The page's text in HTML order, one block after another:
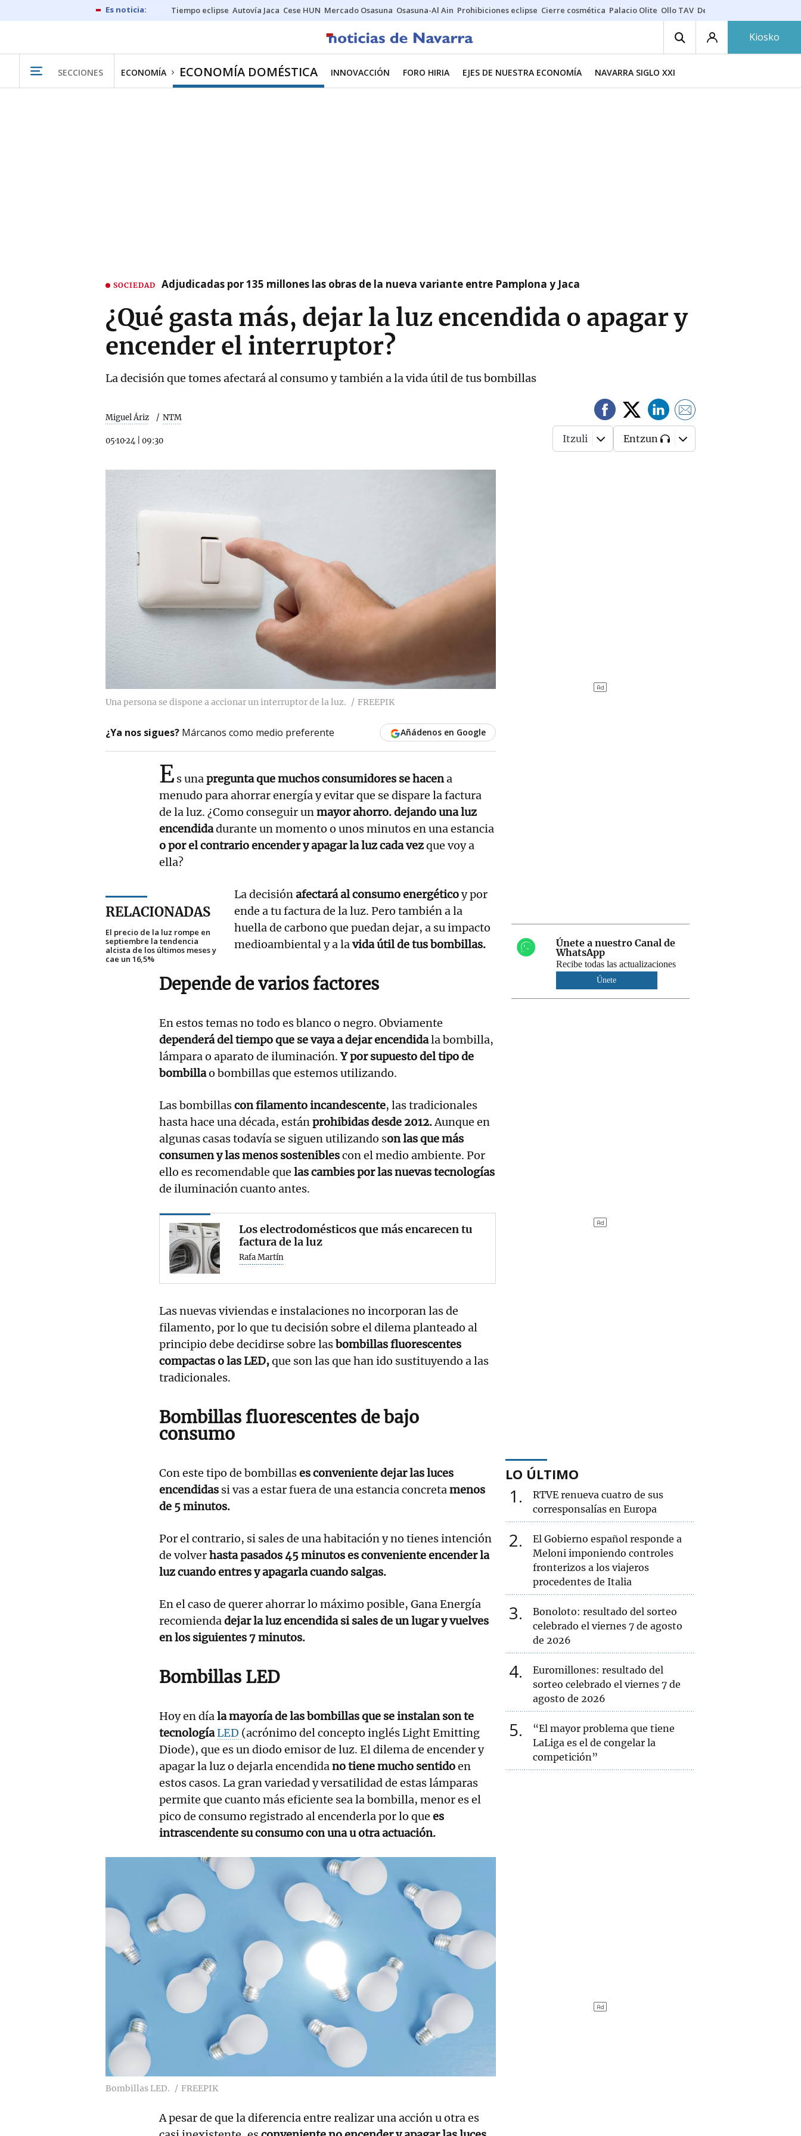
Tiempo eclipse Autovía Jaca Cese HUN Mercado Osasuna Osasuna-Al Ain Prohibiciones eclipse Cierre cosmética Palacio Olite Ollo TAV Derrama vecinos
Kiosko
SECCIONES ECONOMÍA ECONOMÍA DOMÉSTICA INNOVACCIÓN FORO HIRIA EJES DE NUESTRA ECONOMÍA NAVARRA SIGLO XXI
SOCIEDAD Adjudicadas por 135 millones las obras de la nueva variante entre Pamplona y Jaca
¿Qué gasta más, dejar la luz encendida o apagar y
encender el interruptor?
La decisión que tomes afectará al consumo y también a la vida útil de tus bombillas
Miguel Áriz NTM
05·10·24 09:30 Itzuli Entzun
Una persona se dispone a accionar un interruptor de la luz. FREEPIK
¿Ya nos sigues? Márcanos como medio preferente Añádenos en Google
Es unapregunta que muchos consumidores se hacena
menudo para ahorrar energía y evitar que se dispare la factura
de la luz. ¿Como conseguir unmayor ahorro. dejando una luz
encendidadurante un momento o unos minutos en una estancia
o por el contrario encender y apagar la luz cada vezque voy a
ella?
RELACIONADAS
El precio de la luz rompe en
septiembre la tendencia
alcista de los últimos meses y
cae un 16,5%
La decisiónafectará al consumo energéticoy por
ende a tu factura de la luz. Pero también a la
huella de carbono que puedan dejar, a su impacto
medioambiental y a lavida útil de tus bombillas.
Depende de varios factores
En estos temas no todo es blanco o negro. Obviamente
dependerá del tiempo que se vaya a dejar encendidala bombilla,
lámpara o aparato de iluminación.Y por supuesto del tipo de
bombillao bombillas que estemos utilizando.
Las bombillascon filamento incandescente, las tradicionales
hasta hace una década, estánprohibidas desde 2012.Aunque en
algunas casas todavía se siguen utilizando son las que más
consumen y las menos sosteniblescon el medio ambiente. Por
ello es recomendable que las cambies por las nuevas tecnologías
de iluminación cuanto antes.
Los electrodomésticos que más encarecen tu
factura de la luz
Rafa Martín
Las nuevas viviendas e instalaciones no incorporan las de
filamento, por lo que tu decisión sobre el dilema planteado al
principio debe decidirse sobre lasbombillas fluorescentes
compactas o las LED,que son las que han ido sustituyendo a las
tradicionales.
Bombillas fluorescentes de bajo
consumo
Con este tipo de bombillases conveniente dejar las luces
encendidas si vas a estar fuera de una estancia concretamenos
de 5 minutos.
Por el contrario, si sales de una habitación y no tienes intención
de volverhasta pasados 45 minutos es conveniente encender la
luz cuando entres y apagarla cuando salgas.
En el caso de querer ahorrar lo máximo posible, Gana Energía
recomiendadejar la luz encendida si sales de un lugar y vuelves
en los siguientes 7 minutos.
Bombillas LED
Hoy en díala mayoría de las bombillas que se instalan son te
tecnologíaLED (acrónimo del concepto inglés Light Emitting
Diode), que es un diodo emisor de luz. El dilema de encender y
apagar la luz o dejarla encendidano tiene mucho sentidoen
estos casos. La gran variedad y versatilidad de estas lámparas
permite que cuanto más eficiente sea la bombilla, menor es el
pico de consumo registrado al encenderla por lo que es
intrascendente su consumo con una u otra actuación.
Bombillas LED. FREEPIK
A pesar de que la diferencia entre realizar una acción u otra es
Únete a nuestro Canal de
WhatsApp
Recibe todas las actualizaciones
Únete
LO ÚLTIMO
1
RTVE renueva cuatro de sus
corresponsalías en Europa
2
El Gobierno español responde a
Meloni imponiendo controles
fronterizos a los viajeros
procedentes de Italia
3
Bonoloto: resultado del sorteo
celebrado el viernes 7 de agosto
de 2026
4
Euromillones: resultado del
sorteo celebrado el viernes 7 de
agosto de 2026
5
“El mayor problema que tiene
LaLiga es el de congelar la
competición”